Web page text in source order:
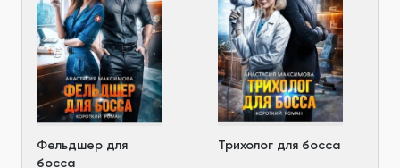
Фельдшер для
босса
Трихолог для босса